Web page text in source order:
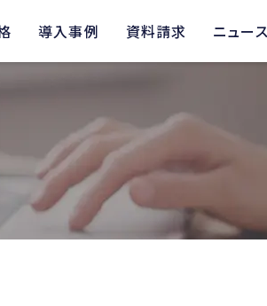
導入事例 資料請求 ニュース